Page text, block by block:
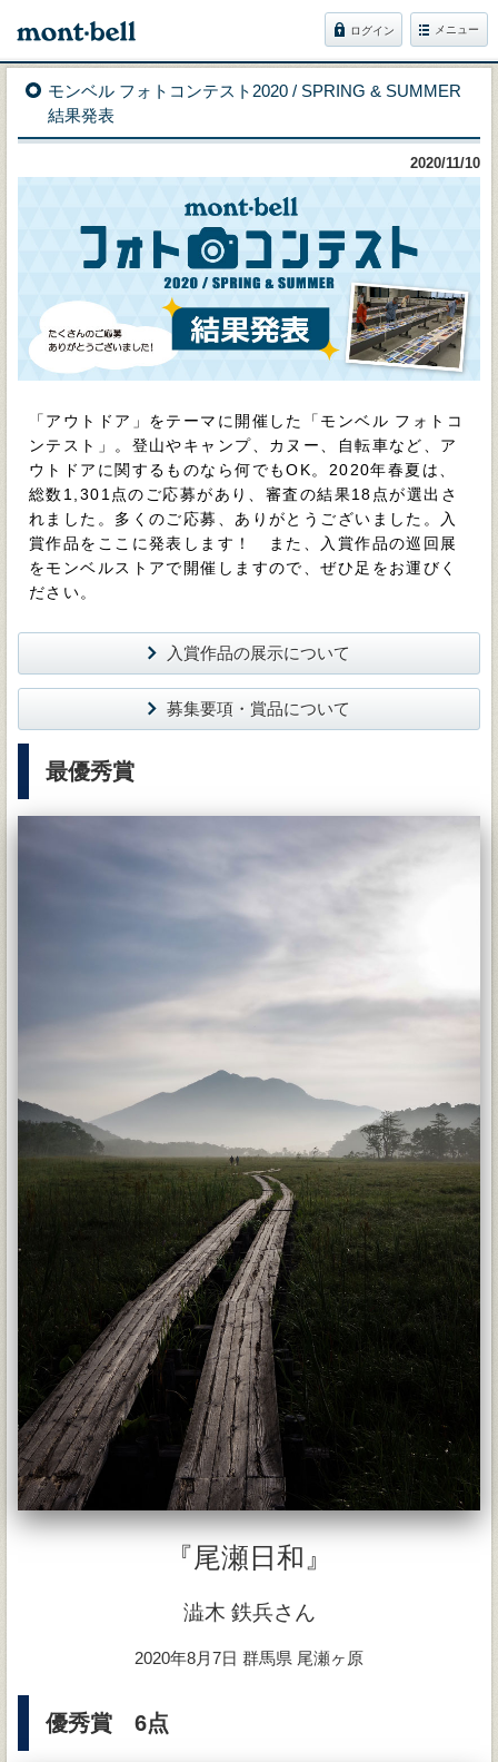
ログイン メニュー
モンベル フォトコンテスト2020 / SPRING & SUMMER
結果発表
2020/11/10
「アウトドア」をテーマに開催した「モンベル フォトコ
ンテスト」。登山やキャンプ、カヌー、自転車など、ア
ウトドアに関するものなら何でもOK。2020年春夏は、
総数1,301点のご応募があり、審査の結果18点が選出さ
れました。多くのご応募、ありがとうございました。入
賞作品をここに発表します！ また、入賞作品の巡回展
をモンベルストアで開催しますので、ぜひ足をお運びく
ださい。
入賞作品の展示について
募集要項・賞品について
最優秀賞
『尾瀬日和』
澁木 鉄兵さん
2020年8月7日 群馬県 尾瀬ヶ原
優秀賞 6点